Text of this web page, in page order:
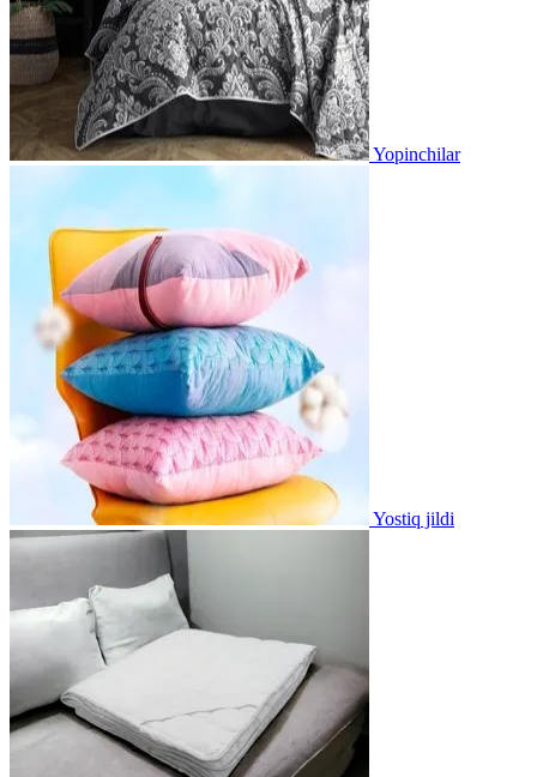
Yopinchilar
Yostiq jildi